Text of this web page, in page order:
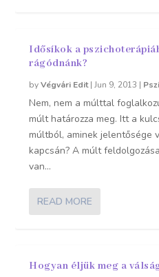
Idősíkok a
rágódnánk?
byVégvári Edit|Jun 9, 2013 |
Nem, nem a múlttal
múlt határozza meg. Itt a
múltból, aminek jelentősége
kapcsán? A múlt
van...
READ MORE
Hogyan éljük meg a